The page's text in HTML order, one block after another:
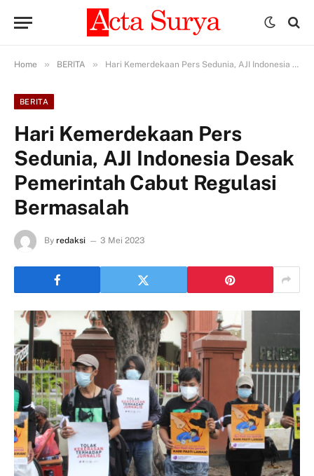
Home » BERITA » Hari Kemerdekaan Pers Sedunia, AJI Indonesia Desak Pemerintah Cabut Regulasi Bermasalah
BERITA
Hari Kemerdekaan Pers
Sedunia, AJI Indonesia Desak
Pemerintah Cabut Regulasi
Bermasalah
By redaksi 3 Mei 2023